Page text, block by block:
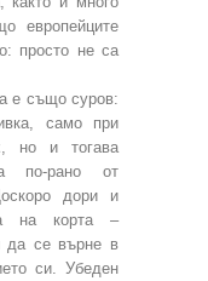
европейците
просто не са
е също суров:
само при
но и тогава
по-рано от
дори и
на корта –
да се върне в
си. Убеден